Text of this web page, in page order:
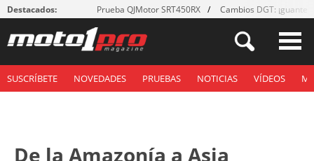
Destacados: Prueba QJMotor SRT450RX Cambios DGT: ¡guantes!
SUSCRÍBETE NOVEDADES PRUEBAS NOTICIAS VÍDEOS
De la Amazonía a Asia